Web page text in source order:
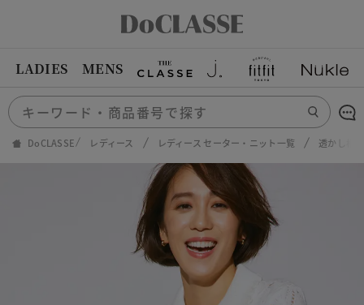
LADIES MENS
DoCLASSE レディース レディース セーター・ニット一覧 透かし柄